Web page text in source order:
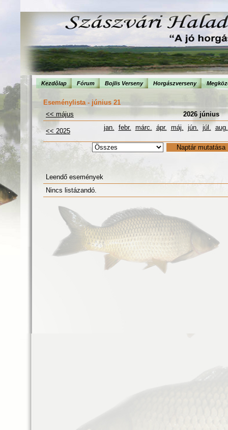
Kezdõlap Fórum Bojlis Verseny Horgászverseny
Eseménylista - június 21
<< május
2026 június
<< 2025 jan. febr. márc. ápr. máj. jún. júl. aug.
Leendő események
Nincs listázandó.